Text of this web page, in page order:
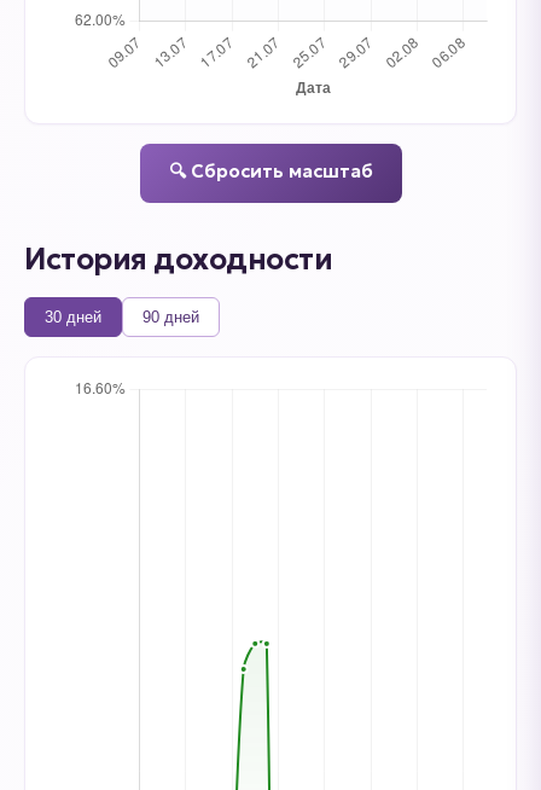
🔍 Сбросить масштаб
История доходности
30 дней 90 дней